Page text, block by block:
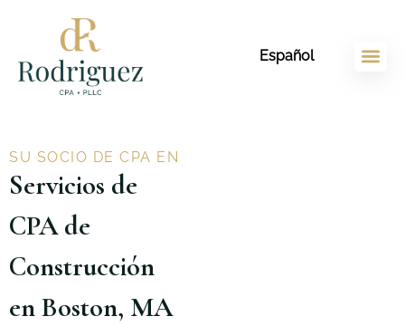
contenido
Español
SU SOCIO DE CPA EN
Servicios de
CPA de
Construcción
en Boston, MA